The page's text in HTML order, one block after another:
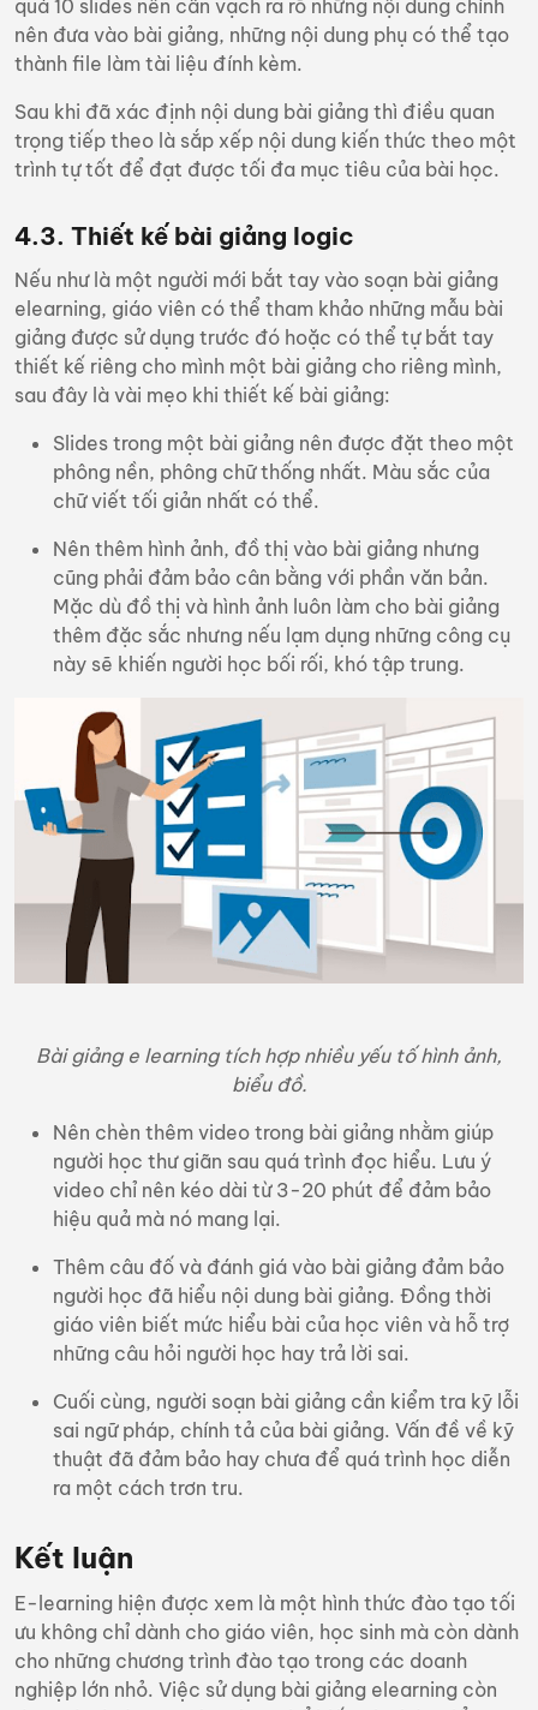
quá 10 slides nên cần vạch ra rõ những nội dung chính
nên đưa vào bài giảng, những nội dung phụ có thể tạo
thành file làm tài liệu đính kèm.
Sau khi đã xác định nội dung bài giảng thì điều quan
trọng tiếp theo là sắp xếp nội dung kiến thức theo một
trình tự tốt để đạt được tối đa mục tiêu của bài học.
4.3. Thiết kế bài giảng logic
Nếu như là một người mới bắt tay vào soạn bài giảng
elearning, giáo viên có thể tham khảo những mẫu bài
giảng được sử dụng trước đó hoặc có thể tự bắt tay
thiết kế riêng cho mình một bài giảng cho riêng mình,
sau đây là vài mẹo khi thiết kế bài giảng:
Slides trong một bài giảng nên được đặt theo một
phông nền, phông chữ thống nhất. Màu sắc của
chữ viết tối giản nhất có thể.
Nên thêm hình ảnh, đồ thị vào bài giảng nhưng
cũng phải đảm bảo cân bằng với phần văn bản.
Mặc dù đồ thị và hình ảnh luôn làm cho bài giảng
thêm đặc sắc nhưng nếu lạm dụng những công cụ
này sẽ khiến người học bối rối, khó tập trung.
Bài giảng e learning tích hợp nhiều yếu tố hình ảnh,
biểu đồ.
Nên chèn thêm video trong bài giảng nhằm giúp
người học thư giãn sau quá trình đọc hiểu. Lưu ý
video chỉ nên kéo dài từ 3-20 phút để đảm bảo
hiệu quả mà nó mang lại.
Thêm câu đố và đánh giá vào bài giảng đảm bảo
người học đã hiểu nội dung bài giảng. Đồng thời
giáo viên biết mức hiểu bài của học viên và hỗ trợ
những câu hỏi người học hay trả lời sai.
Cuối cùng, người soạn bài giảng cần kiểm tra kỹ lỗi
sai ngữ pháp, chính tả của bài giảng. Vấn đề về kỹ
thuật đã đảm bảo hay chưa để quá trình học diễn
ra một cách trơn tru.
Kết luận
E-learning hiện được xem là một hình thức đào tạo tối
ưu không chỉ dành cho giáo viên, học sinh mà còn dành
cho những chương trình đào tạo trong các doanh
nghiệp lớn nhỏ. Việc sử dụng bài giảng elearning còn